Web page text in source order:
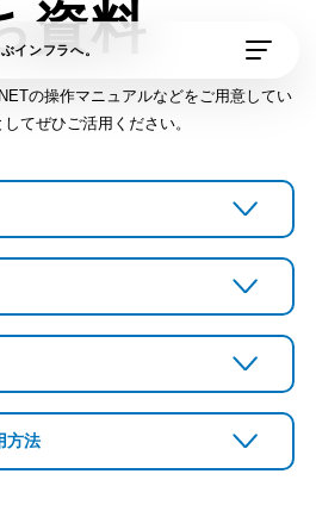
インフラへ。
業
DXE Station 収運・
資料
の操作マニュアルなどをご用意してい
てぜひご活用ください。
方法